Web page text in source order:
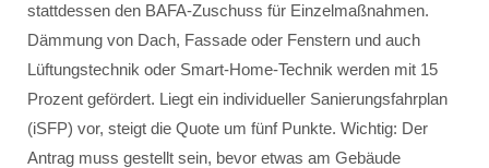
stattdessen den BAFA-Zuschuss für Einzelmaßnahmen.
Dämmung von Dach, Fassade oder Fenstern und auch
Lüftungstechnik oder Smart-Home-Technik werden mit 15
Prozent gefördert. Liegt ein individueller Sanierungsfahrplan
(iSFP) vor, steigt die Quote um fünf Punkte. Wichtig: Der
Antrag muss gestellt sein, bevor etwas am Gebäude